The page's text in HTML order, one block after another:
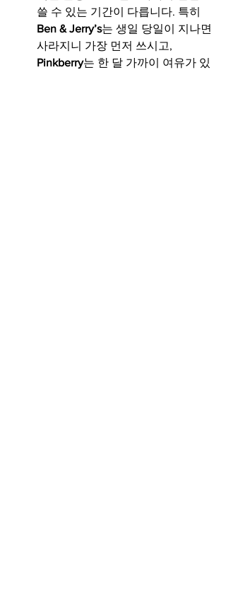
Ben & Jerry’s는 생일 당일이 지나면
Pinkberry는 한 달 가까이 여유가 있